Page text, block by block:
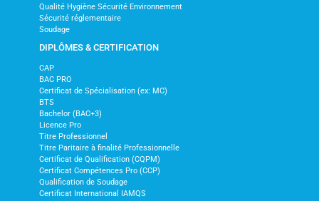
Qualité Hygiène Sécurité Environnement
Sécurité réglementaire
Soudage
DIPLÔMES & CERTIFICATION
CAP
BAC PRO
Certificat de Spécialisation (ex: MC)
BTS
Bachelor (BAC+3)
Licence Pro
Titre Professionnel
Titre Paritaire à finalité Professionnelle
Certificat de Qualification (CQPM)
Certificat Compétences Pro (CCP)
Qualification de Soudage
Certificat International IAMQS